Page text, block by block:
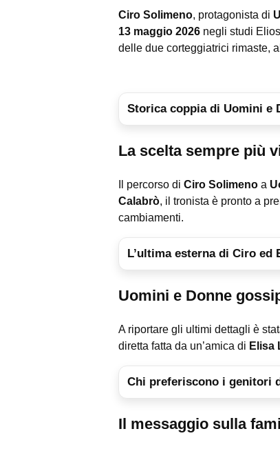
Ciro Solimeno, protagonista di
13 maggio 2026 negli studi
delle due corteggiatrici rimaste,
Storica coppia di Uomini e
La scelta sempre più
Il percorso di Ciro Solimeno a
Calabrò, il tronista è pronto a
cambiamenti.
L’ultima esterna di Ciro ed
Uomini e Donne
A riportare gli ultimi dettagli è
diretta fatta da un’amica di Elisa
Chi preferiscono i genitori
Il messaggio sulla